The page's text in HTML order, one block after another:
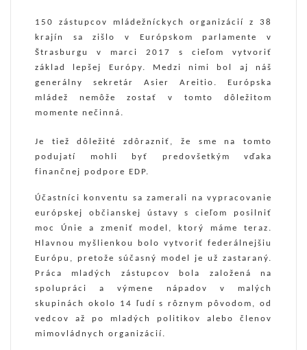
150 zástupcov mládežníckych organizácií z 38
krajín sa zišlo v Európskom parlamente v
Štrasburgu v marci 2017 s cieľom vytvoriť
základ lepšej Európy. Medzi nimi bol aj náš
generálny sekretár Asier Areitio. Európska
mládež nemôže zostať v tomto dôležitom
momente nečinná.
Je tiež dôležité zdôrazniť, že sme na tomto
podujatí mohli byť predovšetkým vďaka
finančnej podpore EDP.
Účastníci konventu sa zamerali na vypracovanie
európskej občianskej ústavy s cieľom posilniť
moc Únie a zmeniť model, ktorý máme teraz.
Hlavnou myšlienkou bolo vytvoriť federálnejšiu
Európu, pretože súčasný model je už zastaraný.
Práca mladých zástupcov bola založená na
spolupráci a výmene nápadov v malých
skupinách okolo 14 ľudí s rôznym pôvodom, od
vedcov až po mladých politikov alebo členov
mimovládnych organizácií.